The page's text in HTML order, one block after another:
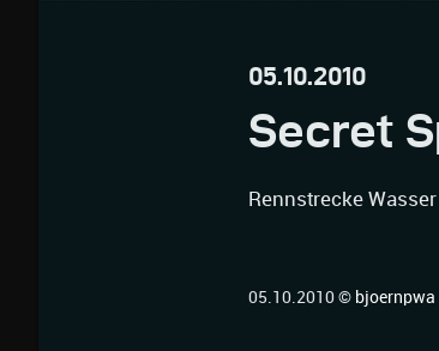
05.10.2010
Secret
Rennstrecke
05.10.2010 © bjoernpwa